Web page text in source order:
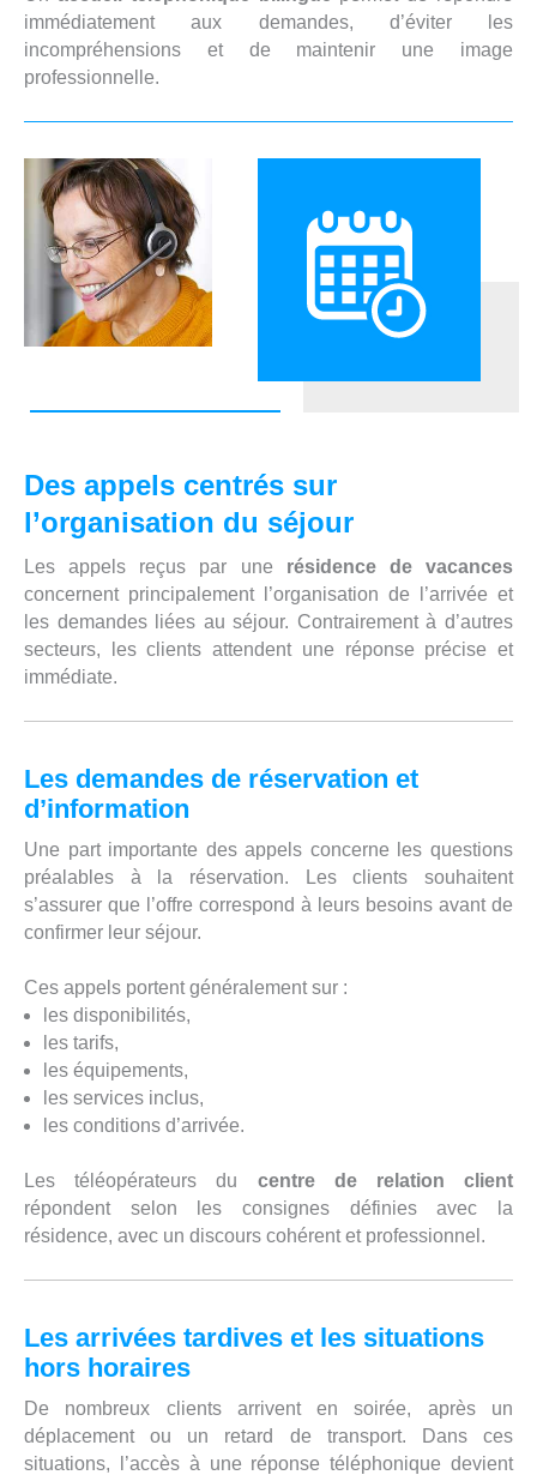
immédiatement aux demandes, d’éviter les
incompréhensions et de maintenir une image
professionnelle.
Des appels centrés sur
l’organisation du séjour
Les appels reçus par une résidence de vacances
concernent principalement l’organisation de l’arrivée et
les demandes liées au séjour. Contrairement à d’autres
secteurs, les clients attendent une réponse précise et
immédiate.
Les demandes de réservation et
d’information
Une part importante des appels concerne les questions
préalables à la réservation. Les clients souhaitent
s’assurer que l’offre correspond à leurs besoins avant de
confirmer leur séjour.
Ces appels portent généralement sur :
les disponibilités,
les tarifs,
les équipements,
les services inclus,
les conditions d’arrivée.
Les téléopérateurs du centre de relation client
répondent selon les consignes définies avec la
résidence, avec un discours cohérent et professionnel.
Les arrivées tardives et les situations
hors horaires
De nombreux clients arrivent en soirée, après un
déplacement ou un retard de transport. Dans ces
situations, l’accès à une réponse téléphonique devient